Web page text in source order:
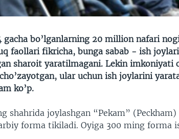
gacha bo’lganlarning 20 million nafari
faollari fikricha, bunga sabab - ish
sharoit yaratilmagani. Lekin imkoniyati
ular uchun ish joylarini
ko’p.
shahrida joylashgan “Pekam”
forma tikiladi. Oyiga 300 ming forma